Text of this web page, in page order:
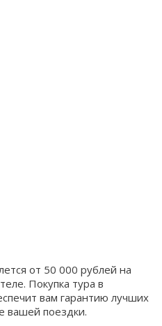
от 50 000 рублей на
Покупка тура в
вам гарантию лучших
вашей поездки.